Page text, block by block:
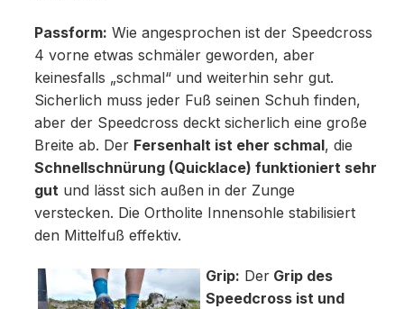
Passform: Wie angesprochen ist der Speedcross
4 vorne etwas schmäler geworden, aber
keinesfalls „schmal“ und weiterhin sehr gut.
Sicherlich muss jeder Fuß seinen Schuh finden,
aber der Speedcross deckt sicherlich eine große
Breite ab. Der Fersenhalt ist eher schmal , die
Schnellschnürung (Quicklace) funktioniert sehr
gutund lässt sich außen in der Zunge
verstecken. Die Ortholite Innensohle stabilisiert
den Mittelfuß effektiv.
Grip: DerGrip des
Speedcross ist und